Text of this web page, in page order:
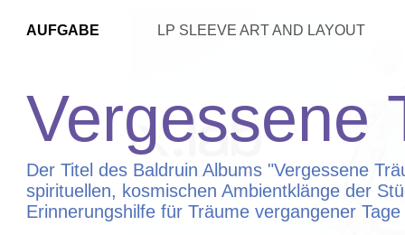
AUFGABE
LP SLEEVE ART AND LAYOUT
Vergessene
Der Titel des Baldruin Albums "Vergessene
spirituellen, kosmischen Ambientklänge der
Erinnerungshilfe für Träume vergangener